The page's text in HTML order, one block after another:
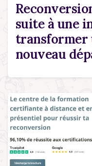
suite à une
transformer
nouveau